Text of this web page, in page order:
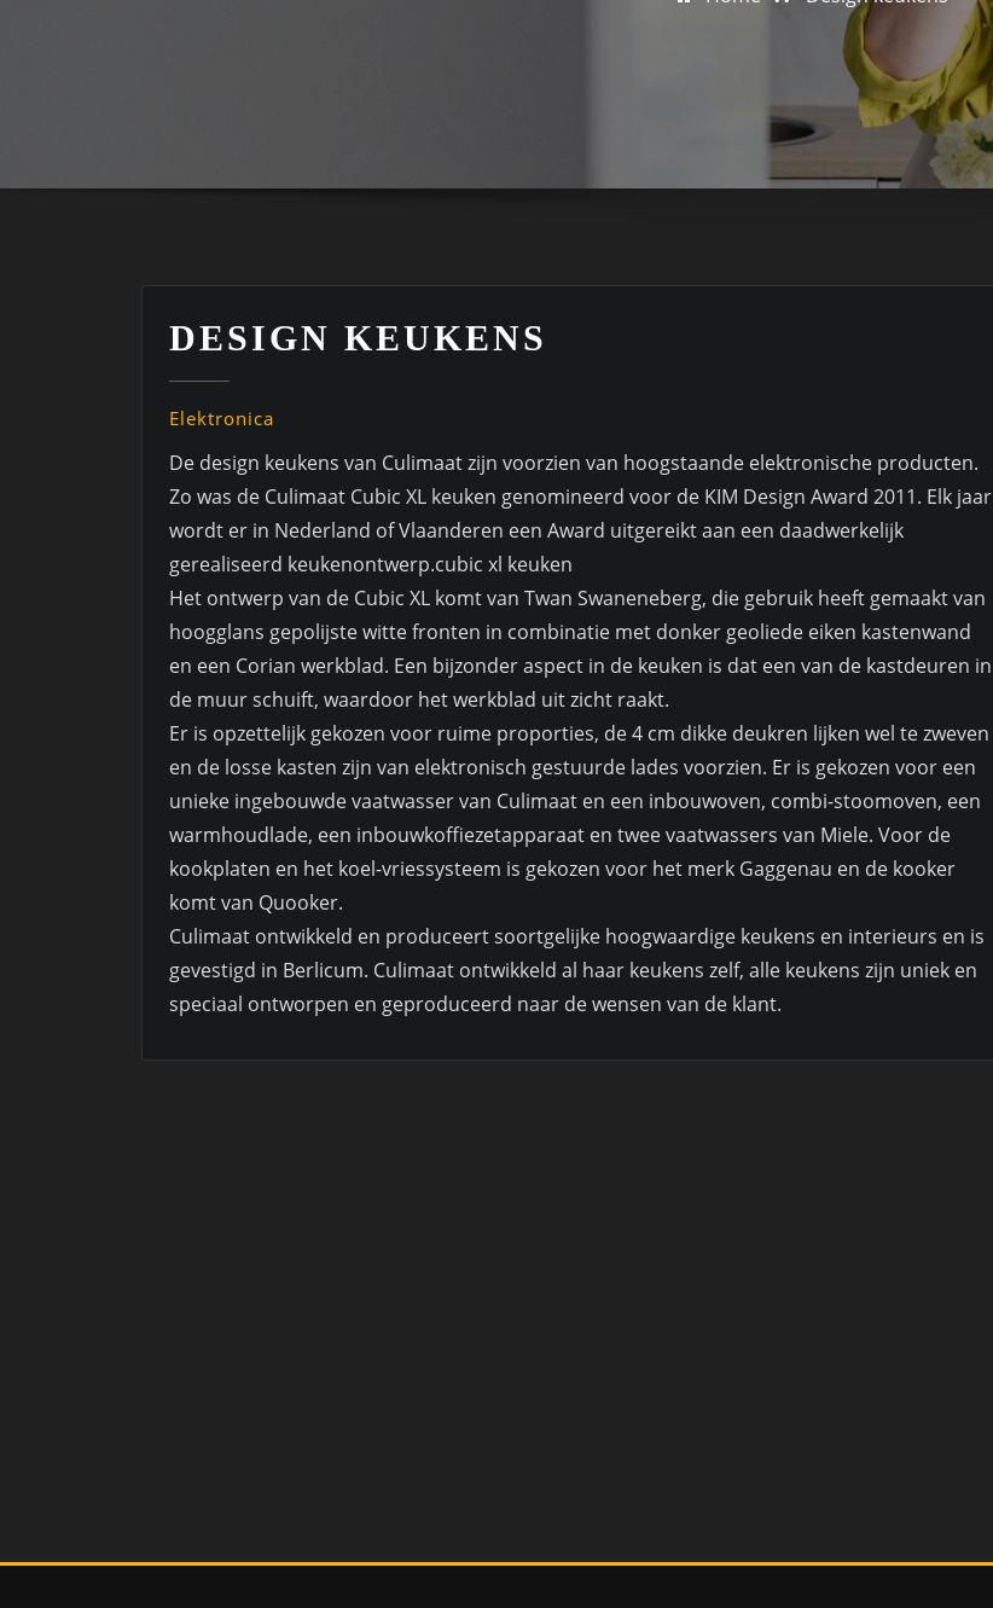
DESIGN KEUKENS
Elektronica
De design keukens van Culimaat zijn voorzien van hoogstaande elektronische producten.
Zo was de Culimaat Cubic XL keuken genomineerd voor de KIM Design Award 2011. Elk jaar
wordt er in Nederland of Vlaanderen een Award uitgereikt aan een daadwerkelijk
gerealiseerd keukenontwerp.cubic xl keuken
Het ontwerp van de Cubic XL komt van Twan Swaneneberg, die gebruik heeft gemaakt van
hoogglans gepolijste witte fronten in combinatie met donker geoliede eiken kastenwand
en een Corian werkblad. Een bijzonder aspect in de keuken is dat een van de kastdeuren in
de muur schuift, waardoor het werkblad uit zicht raakt.
Er is opzettelijk gekozen voor ruime proporties, de 4 cm dikke deukren lijken wel te zweven
en de losse kasten zijn van elektronisch gestuurde lades voorzien. Er is gekozen voor een
unieke ingebouwde vaatwasser van Culimaat en een inbouwoven, combi-stoomoven, een
warmhoudlade, een inbouwkoffiezetapparaat en twee vaatwassers van Miele. Voor de
kookplaten en het koel-vriessysteem is gekozen voor het merk Gaggenau en de kooker
komt van Quooker.
Culimaat ontwikkeld en produceert soortgelijke hoogwaardige keukens en interieurs en is
gevestigd in Berlicum. Culimaat ontwikkeld al haar keukens zelf, alle keukens zijn uniek en
speciaal ontworpen en geproduceerd naar de wensen van de klant.